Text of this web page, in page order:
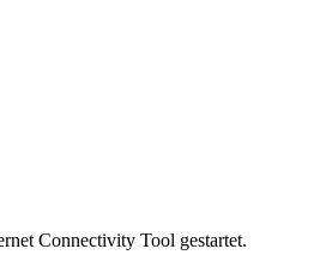
Connectivity Tool gestartet.